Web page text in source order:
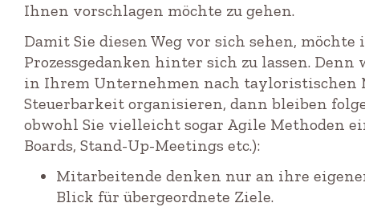
Ihnen vorschlagen möchte zu gehen.
Damit Sie diesen Weg vor sich sehen,
Prozessgedanken hinter sich zu lassen. Denn
in Ihrem Unternehmen nach tayloristischen
Steuerbarkeit organisieren, dann bleiben
obwohl Sie vielleicht sogar Agile Methoden
Boards, Stand-Up-Meetings etc.):
Mitarbeitende denken nur an ihre
Blick für übergeordnete Ziele.